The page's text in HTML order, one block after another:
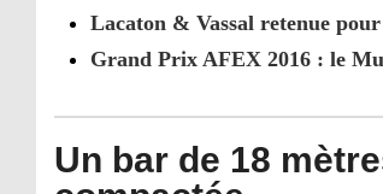
Lacaton & Vassal retenue
Grand Prix AFEX 2016 : le
Un bar de 18